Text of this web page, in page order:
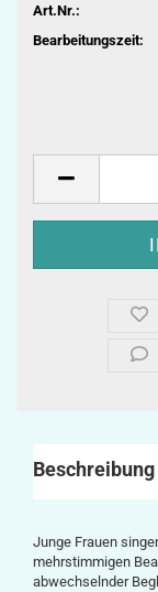
Art.Nr.:
Bearbeitungszeit:
Beschreibung
Junge Frauen
mehrstimmigen
abwechselnder